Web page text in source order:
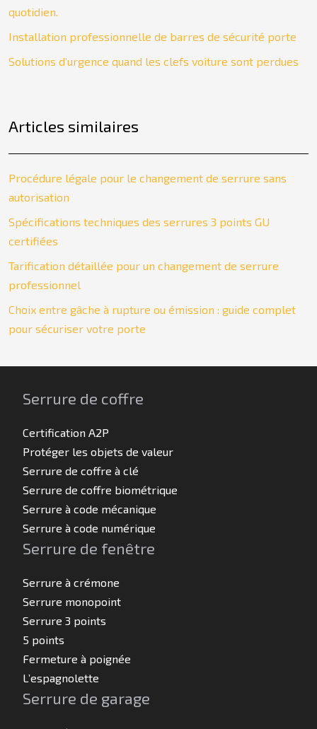
quotidien.
Installation professionnelle de barres de sécurité porte
Solutions d’urgence quand les clefs voiture sont perdues
Articles similaires
Procédure légale pour le changement de serrure sans
autorisation
Spécifications techniques des serrures 3 points GU
certifiées
Tarification détaillée pour un changement de serrure
professionnel
Choix entre gâche à rupture ou émission : guide complet
pour sécuriser votre porte
Serrure de coffre
Certification A2P
Protéger les objets de valeur
Serrure de coffre à clé
Serrure de coffre biométrique
Serrure à code mécanique
Serrure à code numérique
Serrure de fenêtre
Serrure à crémone
Serrure monopoint
Serrure 3 points
5 points
Fermeture à poignée
L’espagnolette
Serrure de garage